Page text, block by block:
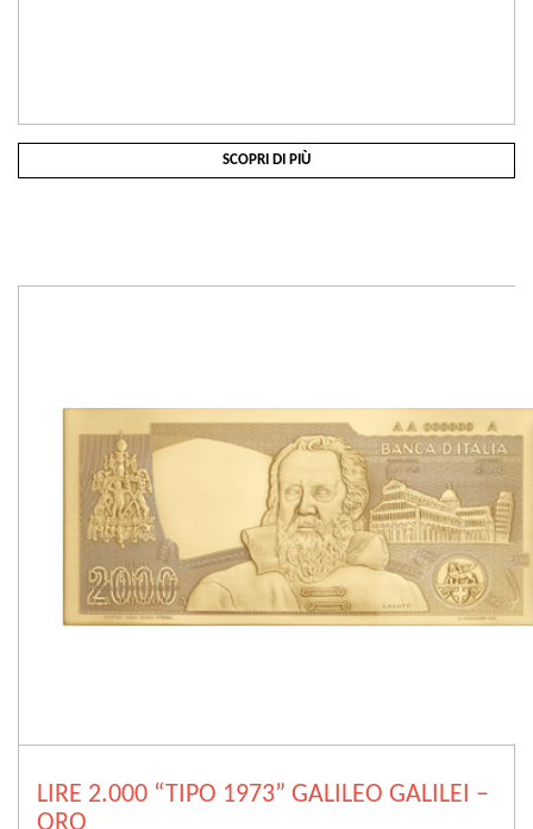
SCOPRI DI PIÙ
LIRE 2.000 “TIPO 1973” GALILEO GALILEI –